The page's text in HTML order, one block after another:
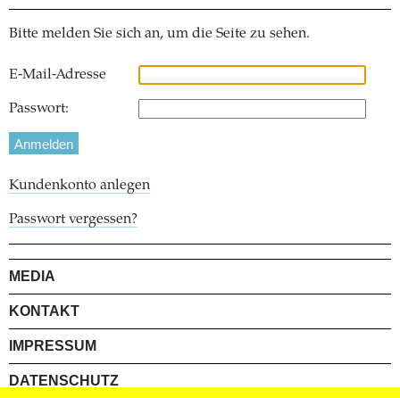
Bitte melden Sie sich an, um die Seite zu sehen.
E-Mail-Adresse
Passwort:
Kundenkonto anlegen
Passwort vergessen?
MEDIA
KONTAKT
IMPRESSUM
DATENSCHUTZ